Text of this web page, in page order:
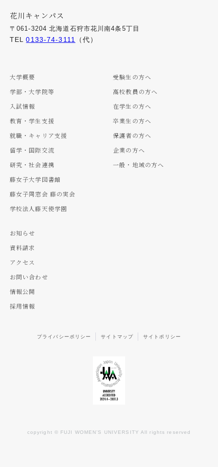
花川キャンパス
〒061-3204 北海道石狩市花川南4条5丁目
TEL0133-74-3111 （代）
大学概要
学部・大学院等
入試情報
教育・学生支援
就職・キャリア支援
留学・国際交流
研究・社会連携
藤女子大学図書館
藤女子同窓会 藤の実会
学校法人藤天使学園
受験生の方へ
高校教員の方へ
在学生の方へ
卒業生の方へ
保護者の方へ
企業の方へ
一般・地域の方へ
お知らせ
資料請求
アクセス
お問い合わせ
情報公開
採用情報
プライバシーポリシー サイトマップ サイトポリシー
copyright © FUJI WOMEN’S UNIVERSITY All rights reserved